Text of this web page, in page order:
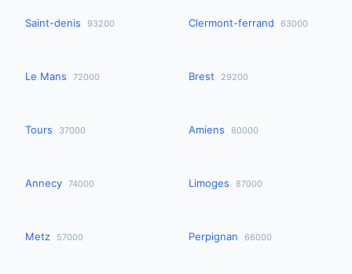
Saint-denis 93200 Clermont-ferrand 63000
Le Mans 72000 Brest 29200
Tours 37000 Amiens 80000
Annecy 74000 Limoges 87000
Metz 57000 Perpignan 66000